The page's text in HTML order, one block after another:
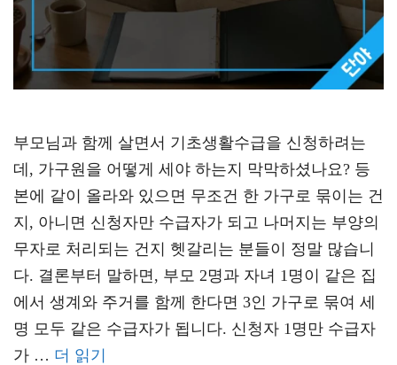
부모님과 함께 살면서 기초생활수급을 신청하려는
데, 가구원을 어떻게 세야 하는지 막막하셨나요? 등
본에 같이 올라와 있으면 무조건 한 가구로 묶이는 건
지, 아니면 신청자만 수급자가 되고 나머지는 부양의
무자로 처리되는 건지 헷갈리는 분들이 정말 많습니
다. 결론부터 말하면, 부모 2명과 자녀 1명이 같은 집
에서 생계와 주거를 함께 한다면 3인 가구로 묶여 세
명 모두 같은 수급자가 됩니다. 신청자 1명만 수급자
가 … 더 읽기